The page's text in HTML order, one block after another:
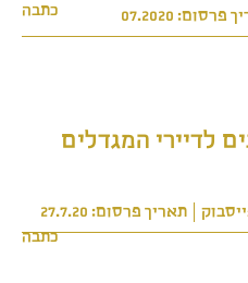
פרסום: 07.2020 כתבה
לדיירי המגדלים
תאריך פרסום: 27.7.20
כתבה